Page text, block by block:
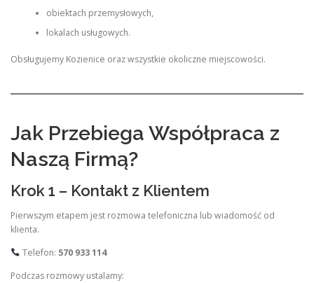
obiektach przemysłowych,
lokalach usługowych.
Obsługujemy Kozienice oraz wszystkie okoliczne miejscowości.
Jak Przebiega Współpraca z
Naszą Firmą?
Krok 1 – Kontakt z Klientem
Pierwszym etapem jest rozmowa telefoniczna lub wiadomość od
klienta.
Telefon: 570 933 114
Podczas rozmowy ustalamy: